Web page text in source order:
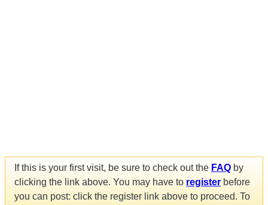
If this is your first visit, be sure to check out the FAQ by
clicking the link above. You may have to register before
you can post: click the register link above to proceed. To